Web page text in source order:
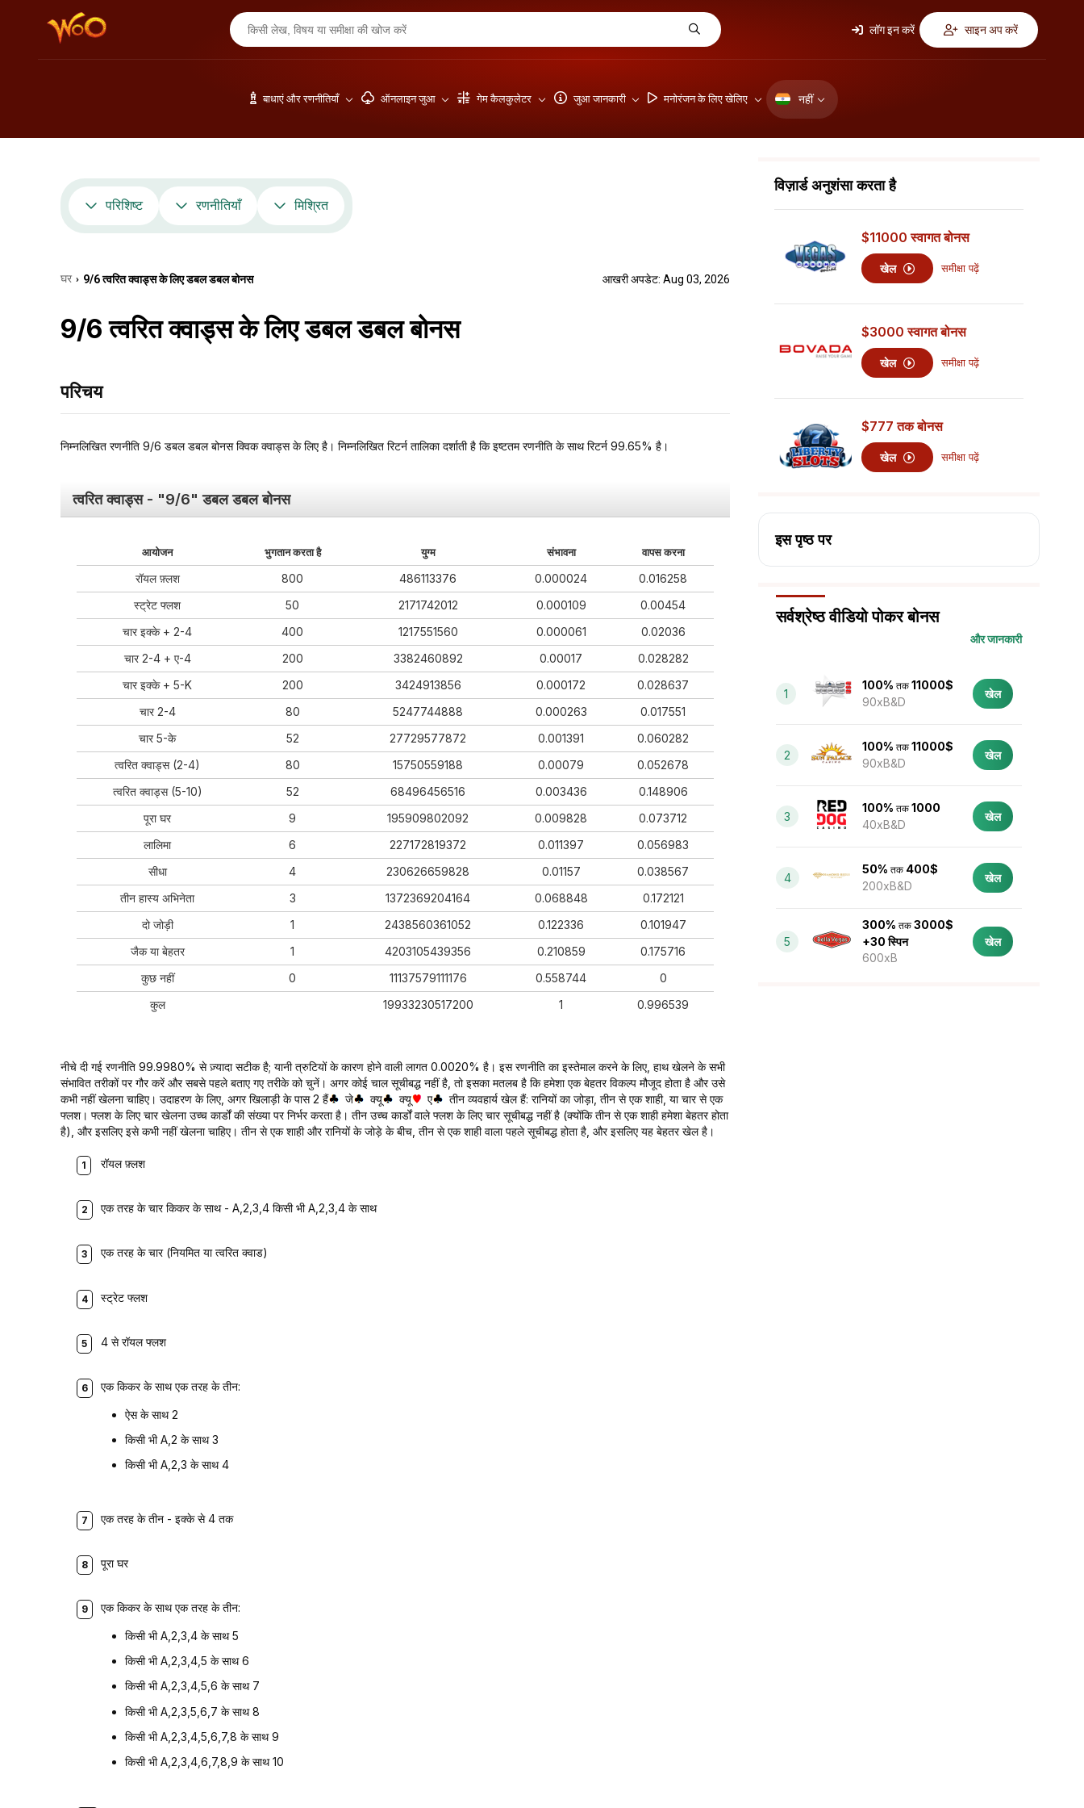
लॉग इन करें साइन अप करें
बाधाएं और रणनीतियाँ ऑनलाइन जुआ गेम कैलकुलेटर जुआ जानकारी मनोरंजन के लिए खेलिए नहीं
परिशिष्ट रणनीतियाँ मिश्रित
घर › 9/6 त्वरित क्वाड्स के लिए डबल डबल बोनस आखरी अपडेट: Aug 03, 2026
9/6 त्वरित क्वाड्स के लिए डबल डबल बोनस
परिचय
निम्नलिखित रणनीति 9/6 डबल डबल बोनस क्विक क्वाड्स के लिए है। निम्नलिखित रिटर्न तालिका दर्शाती है कि इष्टतम रणनीति के साथ रिटर्न 99.65% है।
त्वरित क्वाड्स - "9/6" डबल डबल बोनस
आयोजन भुगतान करता है युग्म संभावना वापस करना
रॉयल फ़्लश 800 486113376 0.000024
0.016258
स्ट्रेट फ्लश
50 2171742012 0.000109
0.00454
चार इक्के + 2-4
400 1217551560 0.000061
0.02036
चार 2-4 + ए-4
200 3382460892 0.00017
0.028282
चार इक्के + 5-K
200 3424913856 0.000172
0.028637
चार 2-4
80 5247744888 0.000263
0.017551
चार 5-के
52 27729577872 0.001391
0.060282
त्वरित क्वाड्स (2-4)
80 15750559188 0.00079
0.052678
त्वरित क्वाड्स (5-10)
52 68496456516 0.003436
0.148906
पूरा घर
9 195909802092 0.009828
0.073712
लालिमा
6 227172819372 0.011397
0.056983
सीधा
4 230626659828 0.01157
0.038567
तीन हास्य अभिनेता
3 1372369204164 0.068848
0.172121
दो जोड़ी
1 2438560361052 0.122336
0.101947
जैक या बेहतर
1 4203105439356 0.210859
0.175716
कुछ नहीं
0 11137579111176 0.558744
0
कुल
19933230517200 1 0.996539
नीचे दी गई रणनीति 99.9980% से ज़्यादा सटीक है; यानी त्रुटियों के कारण होने वाली लागत 0.0020% है। इस रणनीति का इस्तेमाल करने के लिए, हाथ खेलने के सभी
संभावित तरीकों पर गौर करें और सबसे पहले बताए गए तरीके को चुनें। अगर कोई चाल सूचीबद्ध नहीं है, तो इसका मतलब है कि हमेशा एक बेहतर विकल्प मौजूद होता है और उसे
कभी नहीं खेलना चाहिए। उदाहरण के लिए, अगर खिलाड़ी के पास 2 हैं
जे क्यू क्यू ए
तीन व्यवहार्य खेल हैं: रानियों का जोड़ा, तीन से एक शाही, या चार से एक
फ्लश। फ्लश के लिए चार खेलना उच्च कार्डों की संख्या पर निर्भर करता है। तीन उच्च कार्डों वाले फ्लश के लिए चार सूचीबद्ध नहीं है (क्योंकि तीन से एक शाही हमेशा बेहतर होता
है), और इसलिए इसे कभी नहीं खेलना चाहिए। तीन से एक शाही और रानियों के जोड़े के बीच, तीन से एक शाही वाला पहले सूचीबद्ध होता है, और इसलिए यह बेहतर खेल है।
रॉयल फ़्लश
एक तरह के चार किकर के साथ - A,2,3,4 किसी भी A,2,3,4 के साथ
एक तरह के चार (नियमित या त्वरित क्वाड)
स्ट्रेट फ्लश
4 से रॉयल फ्लश
एक किकर के साथ एक तरह के तीन:
ऐस के साथ 2
किसी भी A,2 के साथ 3
किसी भी A,2,3 के साथ 4
एक तरह के तीन - इक्के से 4 तक
पूरा घर
एक किकर के साथ एक तरह के तीन:
किसी भी A,2,3,4 के साथ 5
किसी भी A,2,3,4,5 के साथ 6
किसी भी A,2,3,4,5,6 के साथ 7
किसी भी A,2,3,5,6,7 के साथ 8
किसी भी A,2,3,4,5,6,7,8 के साथ 9
किसी भी A,2,3,4,6,7,8,9 के साथ 10
विज़ार्ड अनुशंसा करता है
$11000 स्वागत बोनस
खेल समीक्षा पढ़ें
$3000 स्वागत बोनस
खेल समीक्षा पढ़ें
$777 तक बोनस
खेल समीक्षा पढ़ें
इस पृष्ठ पर
सर्वश्रेष्ठ वीडियो पोकर बोनस
और जानकारी
1
100% तक 11000$
90xB&D
खेल
2
100% तक 11000$
90xB&D
खेल
3
100% तक 1000
40xB&D
खेल
4
50% तक 400$
200xB&D
खेल
5
300% तक 3000$
+30 स्पिन
600xB
खेल